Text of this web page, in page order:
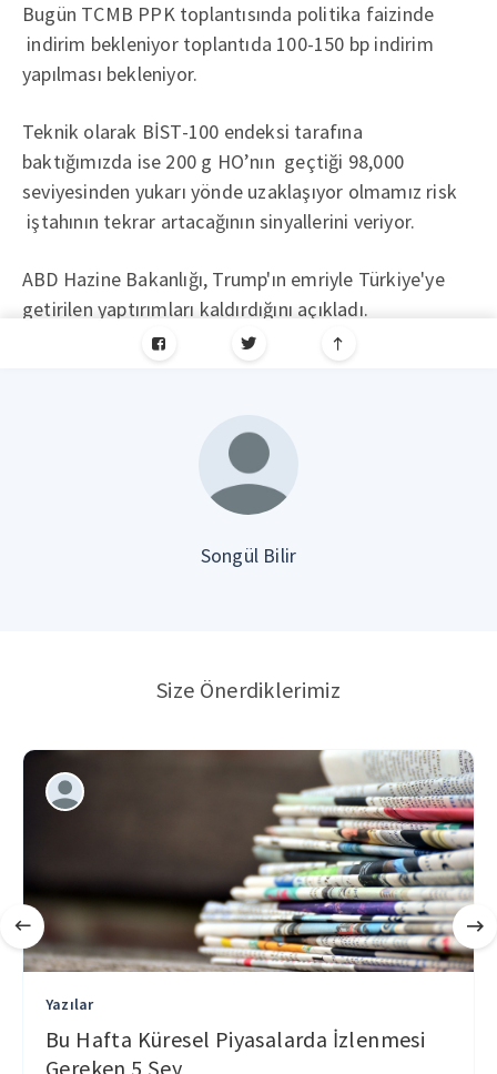
Bugün TCMB PPK toplantısında politika faizinde
indirim bekleniyor toplantıda 100-150 bp indirim
yapılması bekleniyor.
Teknik olarak BİST-100 endeksi tarafına
baktığımızda ise 200 g HO’nın geçtiği 98,000
seviyesinden yukarı yönde uzaklaşıyor olmamız risk
iştahının tekrar artacağının sinyallerini veriyor.
ABD Hazine Bakanlığı, Trump'ın emriyle Türkiye'ye
getirilen yaptırımları kaldırdığını açıkladı.
Songül Bilir
Size Önerdiklerimiz
Yazılar
Bu Hafta Küresel Piyasalarda İzlenmesi
Gereken 5 Şey